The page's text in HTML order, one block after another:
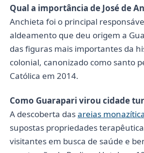
Qual a importância de José de
Anchieta foi o principal
aldeamento que deu origem a
das figuras mais importantes da
colonial, canonizado como santo
Católica em 2014.
Como Guarapari virou cidade
A descoberta dasareias
supostas propriedades
visitantes em busca de saúde e